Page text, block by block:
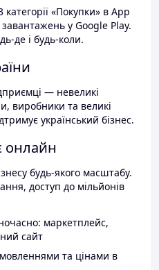
«Покупки» в App
у Google Play.
де і будь-коли.
— невеликі
виробники та великі
український бізнес.
онлайн
будь-якого масштабу.
доступ до мільйонів
маркетплейс,
сайт
та цінами в